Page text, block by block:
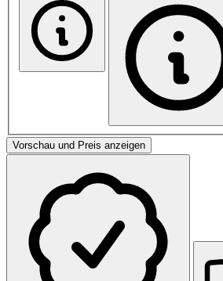
Vorschau und Preis anzeigen